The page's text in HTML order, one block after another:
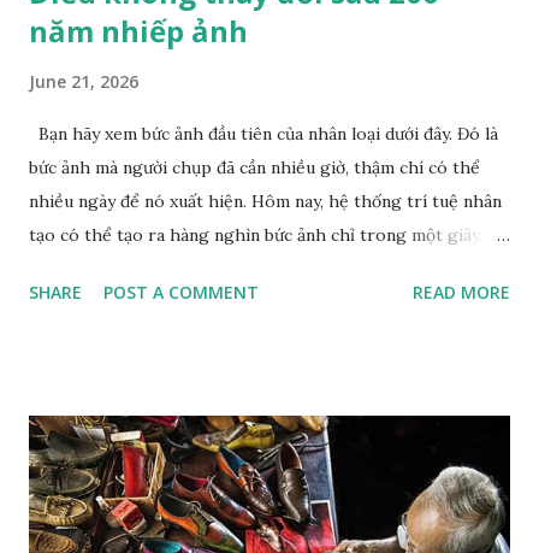
năm nhiếp ảnh
June 21, 2026
Bạn hãy xem bức ảnh đầu tiên của nhân loại dưới đây. Đó là
bức ảnh mà người chụp đã cần nhiều giờ, thậm chí có thể
nhiều ngày để nó xuất hiện. Hôm nay, hệ thống trí tuệ nhân
tạo có thể tạo ra hàng nghìn bức ảnh chỉ trong một giây.
lịch sử nhiếp ảnh . Con người không ngừng tìm đủ mọi cách
thông minh cho đến AI , dường như mọi cuộc cách mạng đều
hướng về cùng mục tiêu: rút ngắn khoảng cách giữa thế giới
thực tại và hình ảnh về nó. Nếu nhìn từ góc độ công nghệ,
chưa bao giờ việc tạo ra một bức ảnh lại dễ dàng như hôm
SHARE POST A COMMENT READ MORE